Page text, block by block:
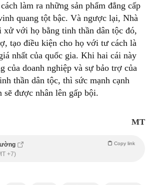
làm ra những sản phẩm đẳng cấp
quang tột bậc. Và ngược lại, Nhà
xử với họ bằng tinh thần dân tộc đó,
tạo điều kiện cho họ với tư cách là
nhất của quốc gia. Khi hai cái này
của doanh nghiệp và sự bảo trợ của
thần dân tộc, thì sức mạnh cạnh
sẽ được nhân lên gấp bội.
MT
Copy link
+7)